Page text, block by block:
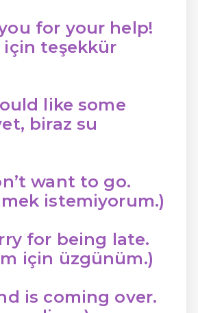
for your help!
için teşekkür
like some
biraz su
want to go.
istemiyorum.)
for being late.
için üzgünüm.)
is coming over.